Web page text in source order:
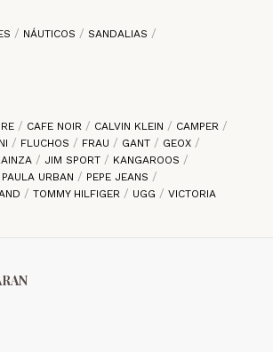
NÁUTICOS
SANDALIAS
CAFE NOIR CALVIN KLEIN
CAMPER
FLUCHOS FRAU GANT
GEOX
JIM SPORT
KANGAROOS
PAULA URBAN
PEPE JEANS
TOMMY HILFIGER UGG VICTORIA